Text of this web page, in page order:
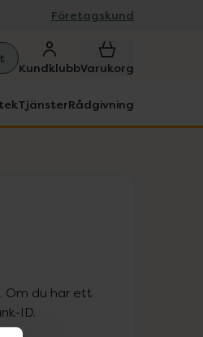
Företagskund
KundklubbVarukorg
TjänsterRådgivning
Om du har ett
ID.